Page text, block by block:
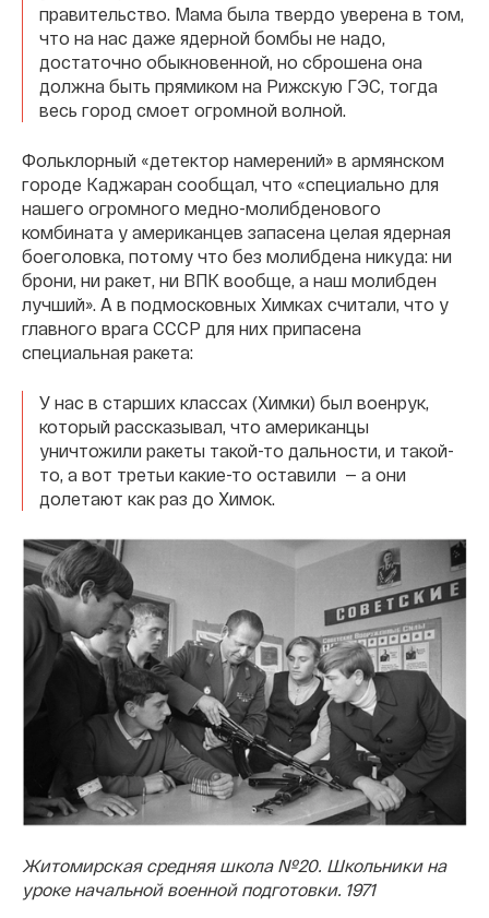
правительство. Мама была твердо уверена в том,
что на нас даже ядерной бомбы не надо,
достаточно обыкновенной, но сброшена она
должна быть прямиком на Рижскую ГЭС, тогда
весь город смоет огромной волной.
Фольклорный «детектор намерений» в армянском
городе Каджаран сообщал, что «специально для
нашего огромного медно-молибденового
комбината у американцев запасена целая ядерная
боеголовка, потому что без молибдена никуда: ни
брони, ни ракет, ни ВПК вообще, а наш молибден
лучший». А в подмосковных Химках считали, что у
главного врага СССР для них припасена
специальная ракета:
У нас в старших классах (Химки) был военрук,
который рассказывал, что американцы
уничтожили ракеты такой-то дальности, и такой-
то, а вот третьи какие-то оставили — а они
долетают как раз до Химок.
Житомирская средняя школа №20. Школьники на
уроке начальной военной подготовки. 1971